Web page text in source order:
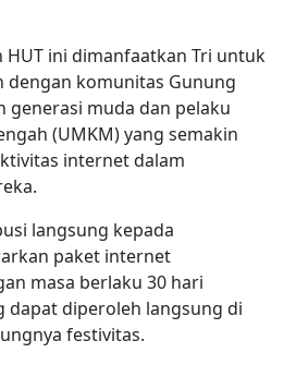
ini dimanfaatkan Tri untuk
komunitas Gunung
generasi muda dan pelaku
(UMKM) yang semakin
internet dalam
langsung kepada
paket internet
masa berlaku 30 hari
dapat diperoleh langsung di
festivitas.